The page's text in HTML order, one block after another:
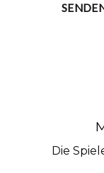
Die